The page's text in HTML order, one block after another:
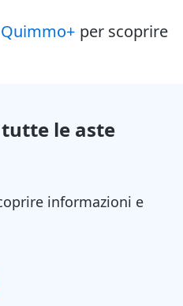
per scoprire
le aste
informazioni e